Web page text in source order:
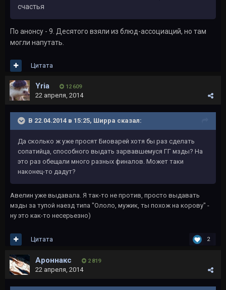
счастья
По анонсу - 9. Десятого взяли из блюд-ассоциаций, но там
могли напутать.
Цитата
Yria 12 609
22 апреля, 2014
В 22.04.2014 в 15:25, Ширра сказал:
Да сколько ж уже просят Биоварей хотя бы раз сделать
сопатийца, способного выдать зарвавшемуся ГГ мзды? На
это раз обещали много разных финалов. Может таки
наконец-то дадут?
Авелин уже выдавала. Я так-то не против, просто выдавать
мзды за тупой наезд типа "Ололо, мужик, ты похож на корову" -
ну это как-то несерьезно)
2
Цитата
Ароннакс 2 819
22 апреля, 2014